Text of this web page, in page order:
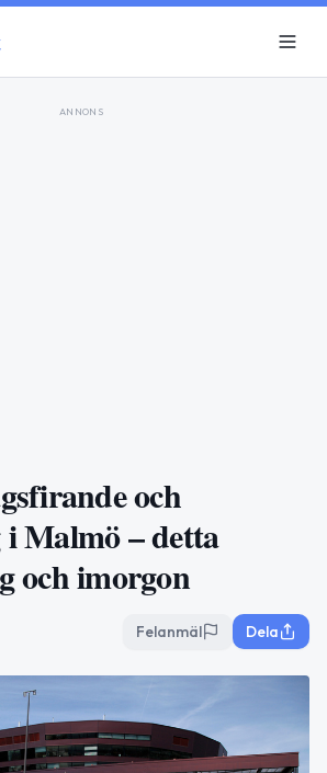
ANNONS
och
i Malmö – detta
och imorgon
Felanmäl Dela